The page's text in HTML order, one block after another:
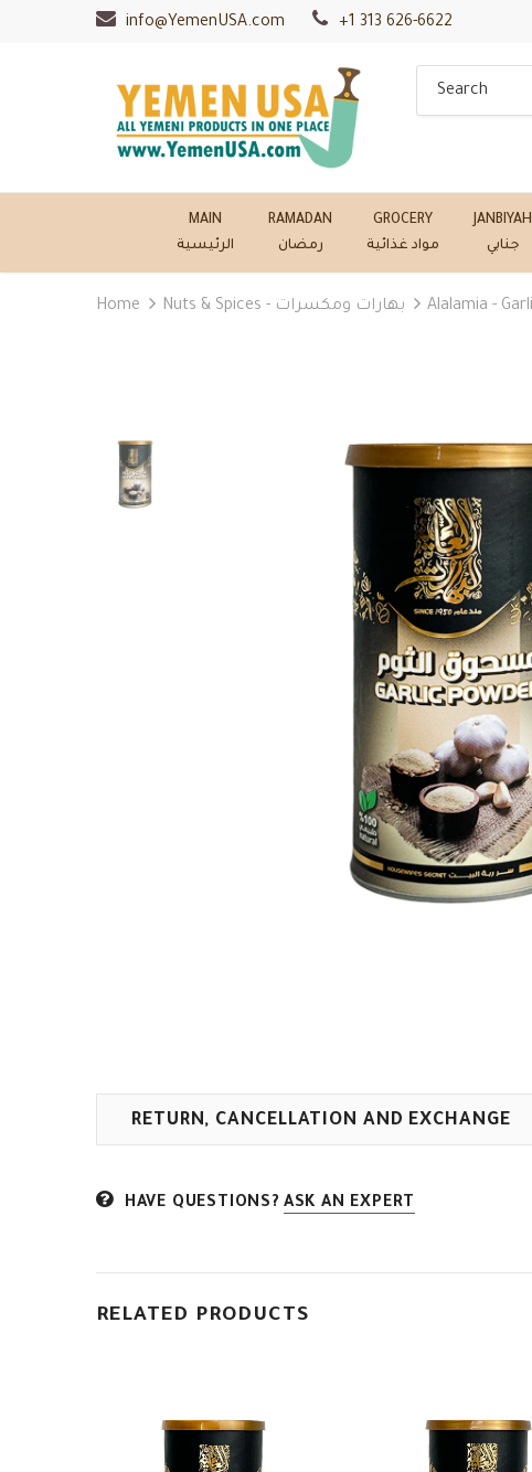
info@YemenUSA.com +1 313 626-6622
MAIN
الرئيسية
RAMADAN
رمضان
GROCERY
مواد غذائية
JANBIYAH
جنابي
Home Nuts & Spices - بهارات ومكسرات
RETURN, CANCELLATION AND EXCHANGE
HAVE QUESTIONS? ASK AN EXPERT
RELATED PRODUCTS